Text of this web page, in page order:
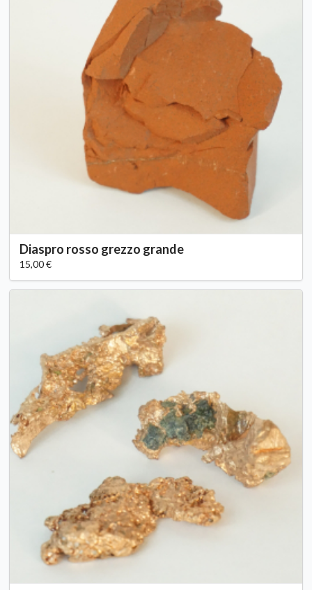
Diaspro rosso grezzo grande
15,00 €